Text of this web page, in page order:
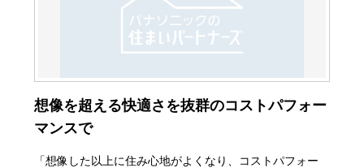
想像を超える快適さを抜群のコストパフォー
マンスで
「想像した以上に住み心地がよくなり、コストパフォー